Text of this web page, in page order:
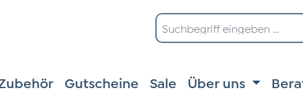
Gutscheine Sale Über uns